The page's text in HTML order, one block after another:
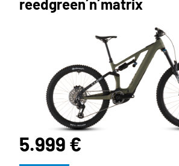
reedgreen´n´matrix
5.999 €